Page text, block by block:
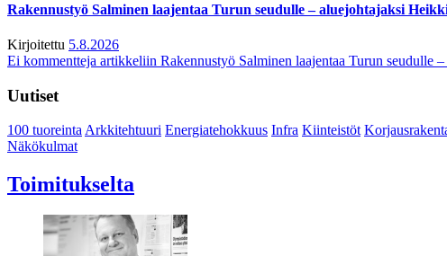
Rakennustyö Salminen laajentaa Turun seudulle – aluejohtajaksi
Kirjoitettu 5.8.2026
Ei kommentteja artikkeliin Rakennustyö Salminen laajentaa Turun seudulle
Uutiset
100 tuoreintaArkkitehtuuri Energiatehokkuus Infra Kiinteistöt
Näkökulmat
Toimitukselta